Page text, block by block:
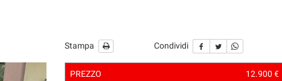
Stampa Condividi
PREZZO 12.900 €